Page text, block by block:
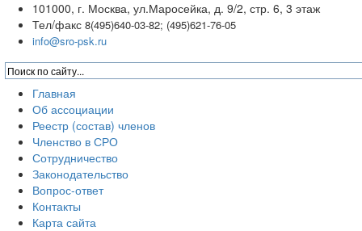
101000, г. Москва, ул.Маросейка, д. 9/2, стр. 6, 3 этаж
Тел/факс 8(495)640-03-82; (495)621-76-05
info@sro-psk.ru
Главная
Об ассоциации
Реестр (состав) членов
Членство в СРО
Сотрудничество
Законодательство
Вопрос-ответ
Контакты
Карта сайта